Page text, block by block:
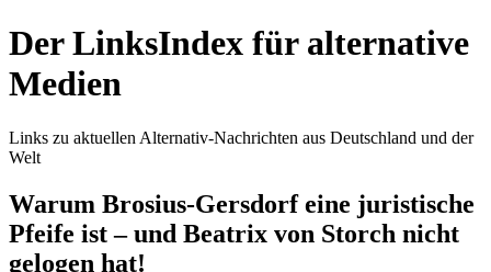
Der LinksIndex für alternative
Medien
Links zu aktuellen Alternativ-Nachrichten aus Deutschland und der
Welt
Warum Brosius-Gersdorf eine juristische
Pfeife ist – und Beatrix von Storch nicht
gelogen hat!